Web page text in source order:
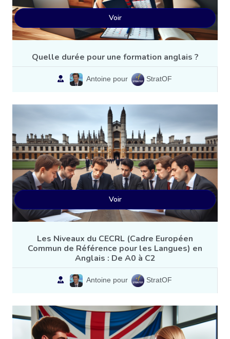
Voir
Quelle durée pour une formation anglais ?
Antoine pour StratOF
Voir
Les Niveaux du CECRL (Cadre Européen
Commun de Référence pour les Langues) en
Anglais : De A0 à C2
Antoine pour StratOF